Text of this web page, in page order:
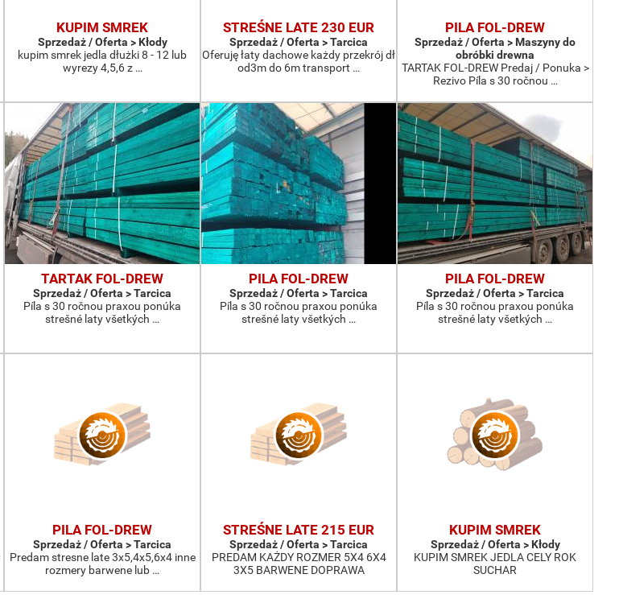
KUPIM SMREK
Sprzedaż / Oferta > Kłody
kupim smrek jedla dłużki 8 - 12 lub
wyrezy 4,5,6 z …
STREŚNE LATE 230 EUR
Sprzedaż / Oferta > Tarcica
Oferuję łaty dachowe każdy przekrój dł
od3m do 6m transport …
PILA FOL-DREW
Sprzedaż / Oferta > Maszyny do
obróbki drewna
TARTAK FOL-DREW Predaj / Ponuka >
Rezivo Píla s 30 ročnou …
TARTAK FOL-DREW
Sprzedaż / Oferta > Tarcica
Píla s 30 ročnou praxou ponúka
strešné laty všetkých …
PILA FOL-DREW
Sprzedaż / Oferta > Tarcica
Píla s 30 ročnou praxou ponúka
strešné laty všetkých …
PILA FOL-DREW
Sprzedaż / Oferta > Tarcica
Píla s 30 ročnou praxou ponúka
strešné laty všetkých …
PILA FOL-DREW
Sprzedaż / Oferta > Tarcica
Predam stresne late 3x5,4x5,6x4 inne
rozmery barwene lub …
STREŚNE LATE 215 EUR
Sprzedaż / Oferta > Tarcica
PREDAM KAŻDY ROZMER 5X4 6X4
3X5 BARWENE DOPRAWA
KUPIM SMREK
Sprzedaż / Oferta > Kłody
KUPIM SMREK JEDLA CELY ROK
SUCHAR